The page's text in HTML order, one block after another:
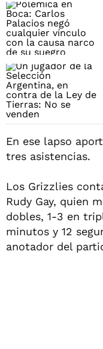
En ese lapso
tres asistencias.
Los Grizzlies
Rudy Gay, quien
dobles, 1-3 en
minutos y 12
anotador del